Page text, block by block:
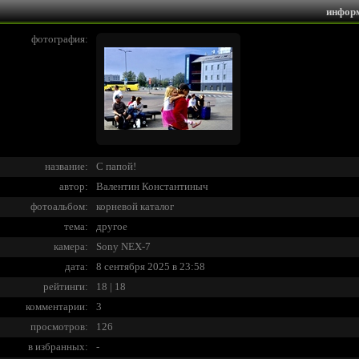
фотография:
название:
С папой!
автор:
Валентин Константиныч
фотоальбом:
корневой каталог
тема:
другое
камера:
Sony NEX-7
дата:
8 сентября 2025 в 23:58
рейтинги:
18 | 18
комментарии:
3
просмотров:
126
в избранных:
-